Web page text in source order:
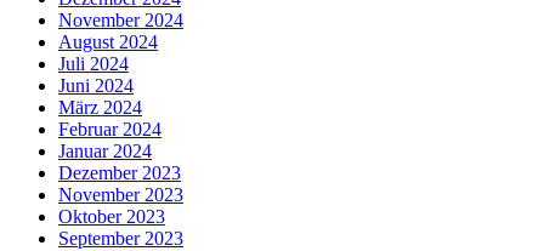
November 2024
August 2024
Juli 2024
Juni 2024
März 2024
Februar 2024
Januar 2024
Dezember 2023
November 2023
Oktober 2023
September 2023